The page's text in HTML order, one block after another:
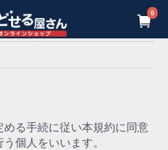
0
る手続に従い本規約に同意
個人をいいます。